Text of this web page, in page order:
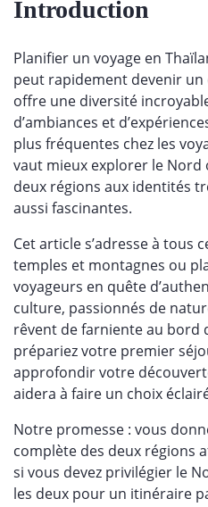
Introduction
Planifier un voyage en
peut rapidement devenir un
offre une diversité
d’ambiances et
plus fréquentes chez les
vaut mieux explorer le Nord
deux régions aux identités
aussi fascinantes.
Cet article s’adresse à tous
temples et montagnes ou
voyageurs en quête
culture, passionnés de
rêvent de farniente au bord
prépariez votre premier
approfondir votre
aidera à faire un choix
Notre promesse : vous
complète des deux régions
si vous devez privilégier le
les deux pour un itinéraire